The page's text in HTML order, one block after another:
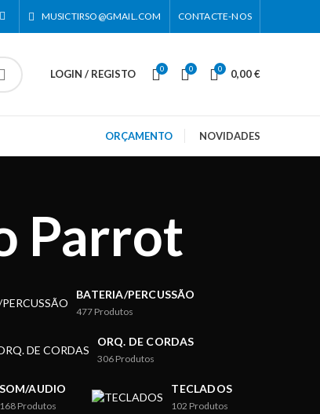
MUSICTIRSO@GMAIL.COM CONTACTE-NOS
LOGIN / REGISTO 0 0 0 0,00€
ORÇAMENTO NOVIDADES
Parrot
BATERIA/PERCUSSÃO
477 Produtos
ORQ. DE CORDAS
306 Produtos
SOM/AUDIO
168 Produtos
TECLADOS
102 Produtos